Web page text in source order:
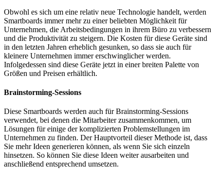
Obwohl es sich um eine relativ neue Technologie handelt, werden
Smartboards immer mehr zu einer beliebten Möglichkeit für
Unternehmen, die Arbeitsbedingungen in ihrem Büro zu verbessern
und die Produktivität zu steigern. Die Kosten für diese Geräte sind
in den letzten Jahren erheblich gesunken, so dass sie auch für
kleinere Unternehmen immer erschwinglicher werden.
Infolgedessen sind diese Geräte jetzt in einer breiten Palette von
Größen und Preisen erhältlich.
Brainstorming-Sessions
Diese Smartboards werden auch für Brainstorming-Sessions
verwendet, bei denen die Mitarbeiter zusammenkommen, um
Lösungen für einige der komplizierten Problemstellungen im
Unternehmen zu finden. Der Hauptvorteil dieser Methode ist, dass
Sie mehr Ideen generieren können, als wenn Sie sich einzeln
hinsetzen. So können Sie diese Ideen weiter ausarbeiten und
anschließend entsprechend umsetzen.